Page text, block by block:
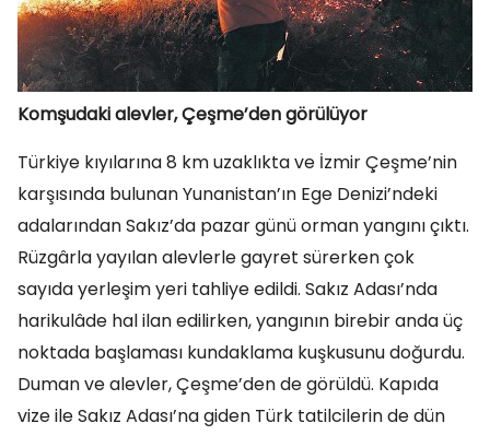
Komşudaki alevler, Çeşme’den görülüyor
Türkiye kıyılarına 8 km uzaklıkta ve İzmir Çeşme’nin
karşısında bulunan Yunanistan’ın Ege Denizi’ndeki
adalarından Sakız’da pazar günü orman yangını çıktı.
Rüzgârla yayılan alevlerle gayret sürerken çok
sayıda yerleşim yeri tahliye edildi. Sakız Adası’nda
harikulâde hal ilan edilirken, yangının birebir anda üç
noktada başlaması kundaklama kuşkusunu doğurdu.
Duman ve alevler, Çeşme’den de görüldü. Kapıda
vize ile Sakız Adası’na giden Türk tatilcilerin de dün